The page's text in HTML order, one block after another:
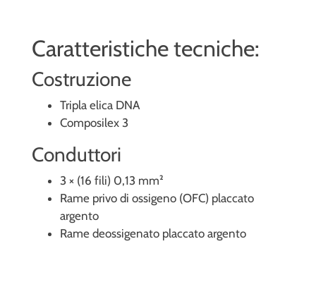
Caratteristiche tecniche:
Costruzione
Tripla elica DNA
Composilex 3
Conduttori
3 × (16 fili) 0,13 mm²
Rame privo di ossigeno (OFC) placcato
argento
Rame deossigenato placcato argento